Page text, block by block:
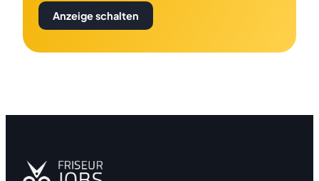
Anzeige schalten